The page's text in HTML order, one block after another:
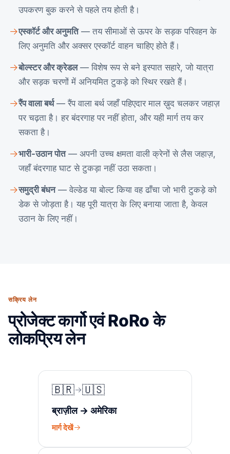
उपकरण बुक करने से पहले तय होती है।
एस्कॉर्ट और अनुमति— तय सीमाओं से ऊपर के सड़क परिवहन के
लिए अनुमति और अक्सर एस्कॉर्ट वाहन चाहिए होते हैं।
बोल्स्टर और क्रेडल— विशेष रूप से बने इस्पात सहारे, जो यात्रा
और सड़क चरणों में अनियमित टुकड़े को स्थिर रखते हैं।
रैंप वाला बर्थ— रैंप वाला बर्थ जहाँ पहिएदार माल ख़ुद चलकर जहाज़
पर चढ़ता है। हर बंदरगाह पर नहीं होता, और यही मार्ग तय कर
सकता है।
भारी-उठान पोत— अपनी उच्च क्षमता वाली क्रेनों से लैस जहाज़,
जहाँ बंदरगाह घाट से टुकड़ा नहीं उठा सकता।
समुद्री बंधन— वेल्डेड या बोल्ट किया वह ढाँचा जो भारी टुकड़े को
डेक से जोड़ता है। यह पूरी यात्रा के लिए बनाया जाता है, केवल
उठान के लिए नहीं।
सक्रिय लेन
प्रोजेक्ट कार्गो एवं RoRo के
लोकप्रिय लेन
🇧🇷 🇺🇸
ब्राज़ील → अमेरिका
मार्ग देखें